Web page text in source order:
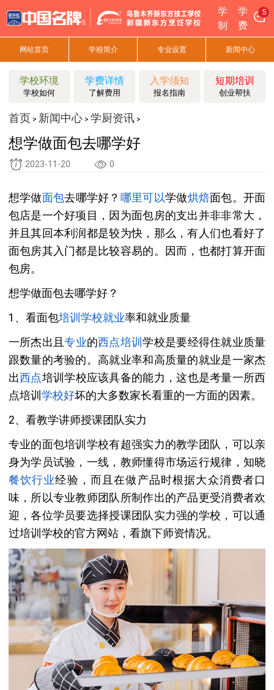
学
制
学
费
5
网站首页 学校简介 专业设置 新闻中心
学校环境
学校如何
学费详情
了解费用
入学须知
报名指南
短期培训
创业帮扶
首页 > 新闻中心> 学厨资讯>
想学做面包去哪学好
2023-11-20 0
想学做面包去哪学好？ 哪里可以学做烘焙面包。开面
包店是一个好项目，因为面包房的支出并非非常大，
并且其回本利润都是较为快，那么，有人们也看好了
面包房其入门都是比较容易的。因而，也都打算开面
包房。
想学做面包去哪学好？
1、看面包培训 学校就业率和就业质量
一所杰出且专业的西点培训学校是要经得住就业质量
跟数量的考验的。高就业率和高质量的就业是一家杰
出西点培训学校应该具备的能力，这也是考量一所西
点培训 学校好坏的大多数家长看重的一方面的因素。
2、看教学讲师授课团队实力
专业的面包培训学校有超强实力的教学团队，可以亲
身为学员试验，一线，教师懂得市场运行规律，知晓
餐饮行业经验，而且在做产品时根据大众消费者口
味，所以专业教师团队所制作出的产品更受消费者欢
迎，各位学员要选择授课团队实力强的学校，可以通
过培训学校的官方网站，看旗下师资情况。